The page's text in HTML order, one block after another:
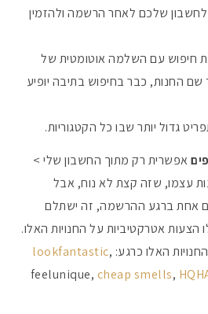
שלכם לאחר הרשמה ולהזמין
חיפוש עם השלמה אוטומטית של
שם החנות, כבר בחיפוש בתיבה יופיע
גדול יותר שבו כל הקטגוריות.
אפשרית רק מתוך החשבון שלי >
עצמו, שזה קצת לא נוח, אבל
אחת ברגע ההרשמה, זה ישתלם
אטרקטיביות על החנויות האלו.
האלו כרגע: lookfantastic,
feelunique, cheap smells,